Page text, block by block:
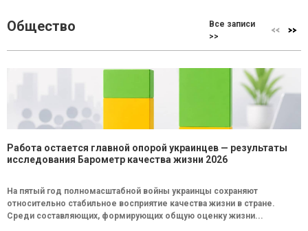
Общество
Все записи
>>
Работа остается главной опорой украинцев — результаты
исследования Барометр качества жизни 2026
На пятый год полномасштабной войны украинцы сохраняют
относительно стабильное восприятие качества жизни в стране.
Среди составляющих, формирующих общую оценку жизни...